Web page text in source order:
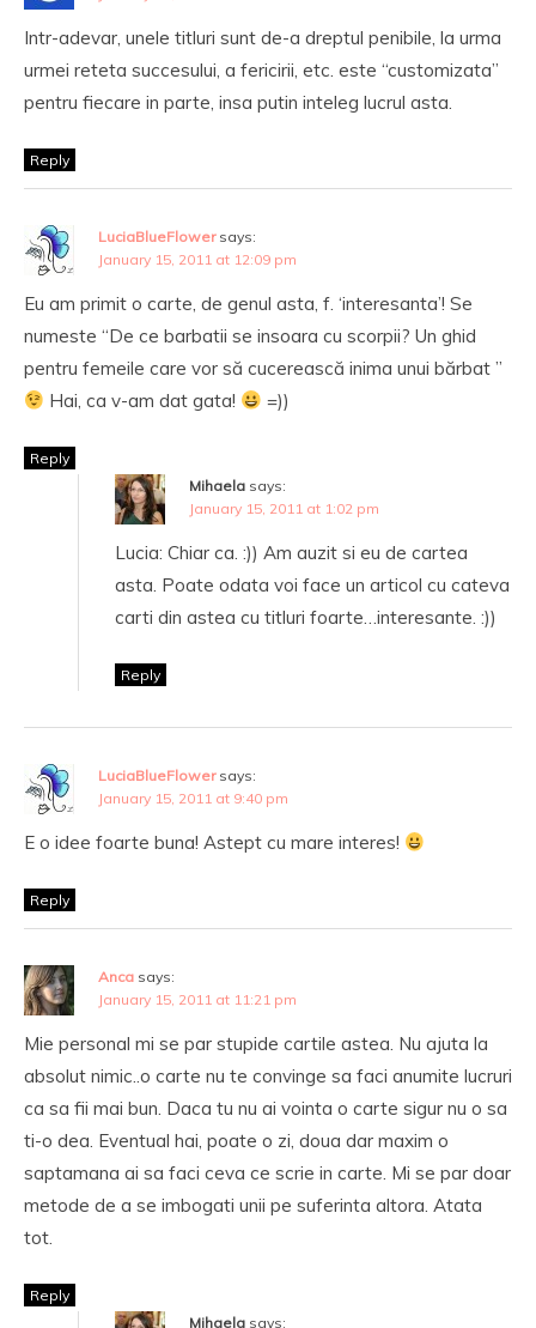
Intr-adevar, unele titluri sunt de-a dreptul penibile, la urma
urmei reteta succesului, a fericirii, etc. este “customizata”
pentru fiecare in parte, insa putin inteleg lucrul asta.
Reply
LuciaBlueFlower says:
January 15, 2011 at 12:09 pm
Eu am primit o carte, de genul asta, f. ‘interesanta’! Se
numeste “De ce barbatii se insoara cu scorpii? Un ghid
pentru femeile care vor să cucerească inima unui bărbat ”
Hai, ca v-am dat gata!
=))
Reply
Mihaela says:
January 15, 2011 at 1:02 pm
Lucia: Chiar ca. :)) Am auzit si eu de cartea
asta. Poate odata voi face un articol cu cateva
carti din astea cu titluri foarte…interesante. :))
Reply
LuciaBlueFlower says:
January 15, 2011 at 9:40 pm
E o idee foarte buna! Astept cu mare interes!
Reply
Anca says:
January 15, 2011 at 11:21 pm
Mie personal mi se par stupide cartile astea. Nu ajuta la
absolut nimic..o carte nu te convinge sa faci anumite lucruri
ca sa fii mai bun. Daca tu nu ai vointa o carte sigur nu o sa
ti-o dea. Eventual hai, poate o zi, doua dar maxim o
saptamana ai sa faci ceva ce scrie in carte. Mi se par doar
metode de a se imbogati unii pe suferinta altora. Atata
tot.
Reply
Mihaela says: